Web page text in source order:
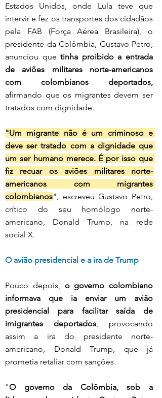
Estados Unidos, onde Lula teve que
intervir e fez os transportes dos cidadãos
pela FAB (Força Aérea Brasileira), o
presidente da Colômbia, Gustavo Petro,
anunciou que tinha proibido a entrada
de aviões militares norte-americanos
com colombianos deportados,
afirmando que os migrantes devem ser
tratados com dignidade.
"Um migrante não é um criminoso e
deve ser tratado com a dignidade que
um ser humano merece. É por isso que
fiz recuar os aviões militares norte-
americanos com migrantes
colombianos", escreveu Gustavo Petro,
crítico do seu homólogo norte-
americano, Donald Trump, na rede
social X.
O avião presidencial e a ira de Trump
Pouco depois, o governo colombiano
informava que ia enviar um avião
presidencial para facilitar saída de
imigrantes deportados, provocando
assim a ira do presidente norte-
americano, Donald Trump, que já
prometia retaliar com sanções.
"O governo da Colômbia, sob a